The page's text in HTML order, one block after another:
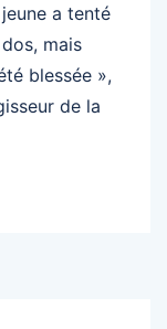
a tenté
mais
blessée »,
de la